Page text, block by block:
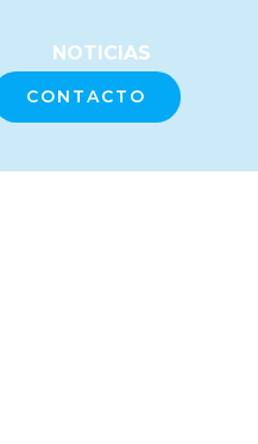
NOTICIAS
CONTACTO